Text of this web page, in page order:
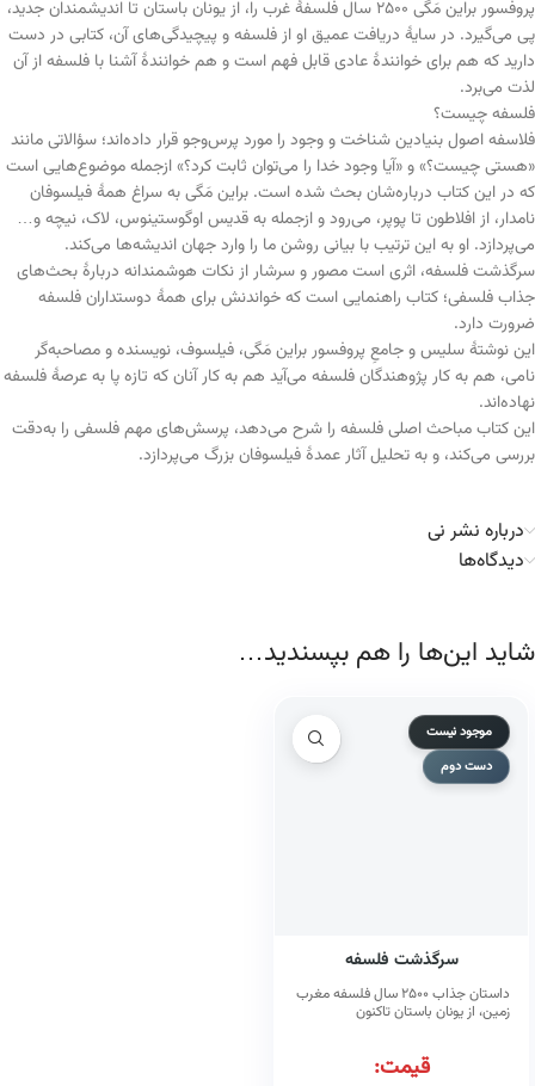
پروفسور براین مَگی ۲۵۰۰ سال فلسفهٔ غرب را، از یونان باستان تا اندیشمندان جدید،
پی می‌گیرد. در سایهٔ دریافت عمیق او از فلسفه و پیچیدگی‌های آن، کتابی در دست
دارید که هم برای خوانندهٔ عادی قابل فهم است و هم خوانندهٔ آشنا با فلسفه از آن
لذت می‌برد.
فلسفه چیست؟
فلاسفه اصول بنیادین شناخت و وجود را مورد پرس‌وجو قرار داده‌اند؛ سؤالاتی مانند
«هستی چیست؟» و «آیا وجود خدا را می‌توان ثابت کرد؟» ازجمله موضوع‌هایی است
که در این کتاب درباره‌شان بحث شده است. براین مَگی به سراغ همهٔ فیلسوفان
نامدار، از افلاطون تا پوپر، می‌رود و ازجمله به قدیس اوگوستینوس، لاک، نیچه و…
می‌پردازد. او به این ترتیب با بیانی روشن ما را وارد جهان اندیشه‌ها می‌کند.
سرگذشت فلسفه، اثری است مصور و سرشار از نکات هوشمندانه دربارهٔ بحث‌های
جذاب فلسفی؛ کتاب راهنمایی است که خواندنش برای همهٔ دوستداران فلسفه
ضرورت دارد.
این نوشتهٔ سلیس و جامعِ پروفسور براین مَگی، فیلسوف، نویسنده و مصاحبه‌گر
نامی، هم به کار پژوهندگان فلسفه می‌آید هم به کار آنان که تازه پا به عرصهٔ فلسفه
نهاده‌اند.
این کتاب مباحث اصلی فلسفه را شرح می‌دهد، پرسش‌های مهم فلسفی را به‌دقت
بررسی می‌کند، و به تحلیل آثار عمدهٔ فیلسوفان بزرگ می‌پردازد.
درباره نشر نی
دیدگاه‌ها
شاید این‌ها را هم بپسندید…
موجود نیست
دست دوم
سرگذشت فلسفه
داستان جذاب ۲۵۰۰ سال فلسفه مغرب
زمین، از یونان باستان تاکنون
قیمت: